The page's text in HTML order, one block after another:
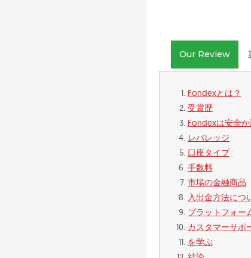
Our Review
Fondexとは？
受賞歴
Fondexは安全か
レバレッジ
口座タイプ
手数料
市場の金融商品
入出金方法につ
プラットフォー
カスタマーサポ
を学ぶ